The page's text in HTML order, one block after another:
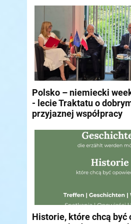
Polsko – niemiecki
- lecie Traktatu o
przyjaznej współpracy
Historie, które chcą być